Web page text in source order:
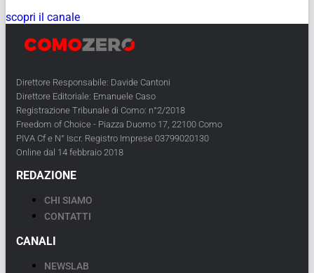
scopri il canale
Direttore Responsabile: Davide Cantoni
Direttore Editoriale: Emanuele Caso
Registrazione Tribunale di Como: n°2/2018
Freedom of Choice - Piazza Duomo 17, 22100 Como
PIVA Cf e N° Iscr. Registro Imprese 03799020130
Online dal 14 febbraio 2018
REDAZIONE
CHI SIAMO
CONTATTI
CANALI
NEWSLAB